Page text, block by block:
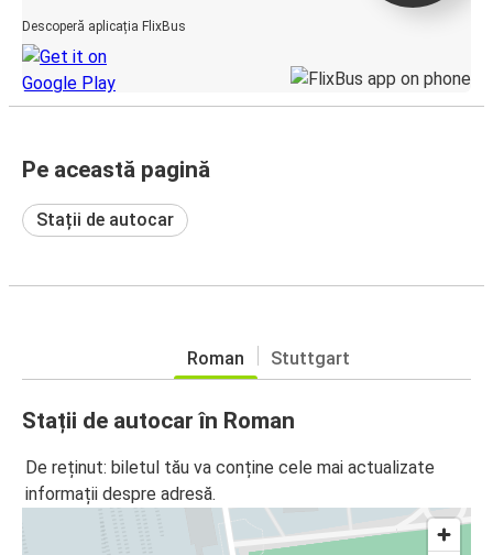
Descoperă aplicația FlixBus
Pe această pagină
Stații de autocar
Roman Stuttgart
Stații de autocar în Roman
De reținut: biletul tău va conține cele mai actualizate
informații despre adresă.